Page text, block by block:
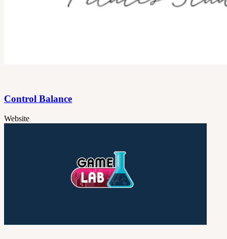
Control Balance
Website